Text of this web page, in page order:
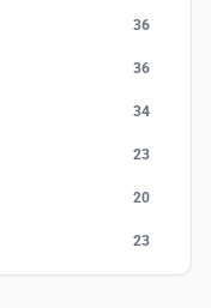
36
36
34
23
20
23